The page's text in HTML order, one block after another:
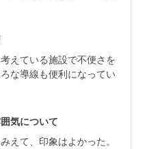
えている施設で不便さを
な導線も便利になってい
気について
えて、印象はよかった。